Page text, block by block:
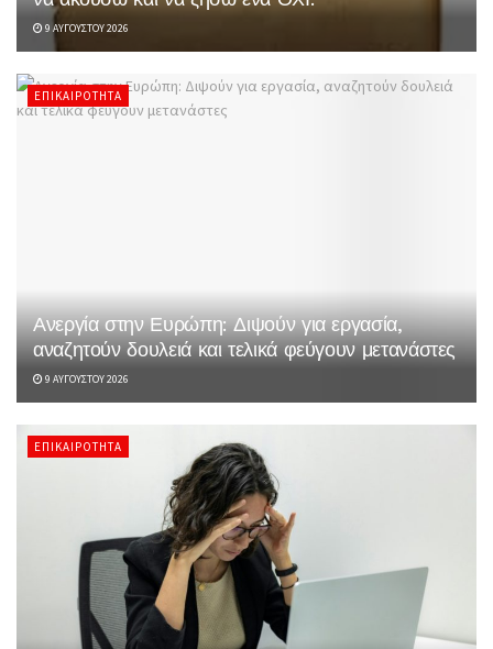
9 ΑΥΓΟΎΣΤΟΥ 2026
ΕΠΙΚΑΙΡΌΤΗΤΑ
Ανεργία στην Ευρώπη: Διψούν για εργασία,
αναζητούν δουλειά και τελικά φεύγουν μετανάστες
9 ΑΥΓΟΎΣΤΟΥ 2026
ΕΠΙΚΑΙΡΌΤΗΤΑ